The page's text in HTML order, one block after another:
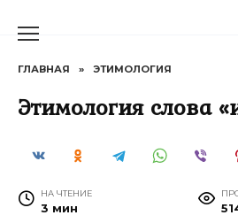
ГЛАВНАЯ » ЭТИМОЛОГИЯ
Этимология слова
НА ЧТЕНИЕ
3 мин